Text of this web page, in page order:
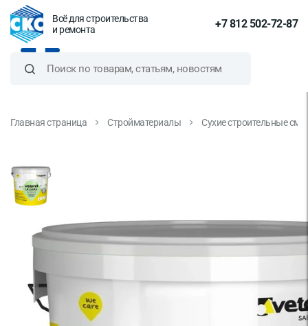
Всё для строительства
и ремонта
+7 812 502-72-87
Главная страница Стройматериалы Сухие строительные
Паста Бриллиант 18 кг